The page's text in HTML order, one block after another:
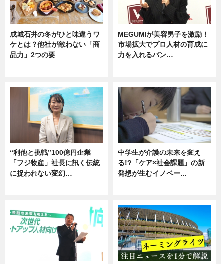
成城石井の冬がひと味違うワ
ケとは？他社が敵わない「商
品力」2つの要
MEGUMIが美容男子を激励！
市場拡大でプロ人材の育成に
力を入れるバン…
“利他と挑戦”100億円企業
「フジ物産」社長に訊く伝統
に捉われない変幻…
中学生が介護の未来を変え
る!?「ケア×社会課題」の新
発想が生むイノベー…